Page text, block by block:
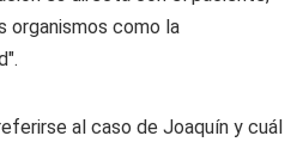
organismos como la
al caso de Joaquín y cuál